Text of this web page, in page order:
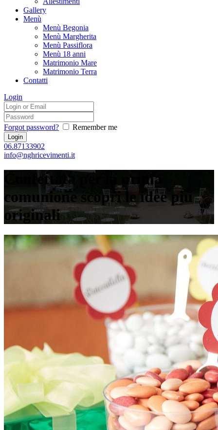
Gallery
Menù
Menù Begonia
Menù Margherita
Menù Passiflora
Menù 18 anni
Matrimonio Mare
Matrimonio Terra
Contatti
Login
Forgot password? Remember me
06.87133902
info@nghricevimenti.it
Confettata per la prima
comunione scopri le idee più
originali